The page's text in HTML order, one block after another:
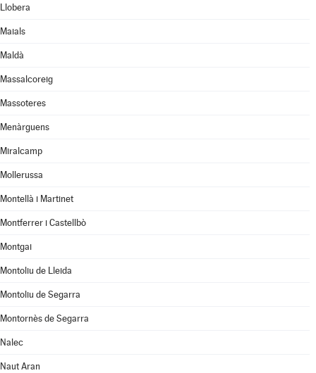
Llobera
Maials
Maldà
Massalcoreig
Massoteres
Menàrguens
Miralcamp
Mollerussa
Montellà i Martinet
Montferrer i Castellbò
Montgai
Montoliu de Lleida
Montoliu de Segarra
Montornès de Segarra
Nalec
Naut Aran